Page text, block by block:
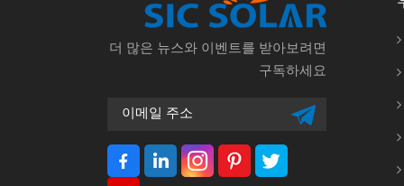
더 많은 뉴스와 이벤트를 받아보려면
구독하세요